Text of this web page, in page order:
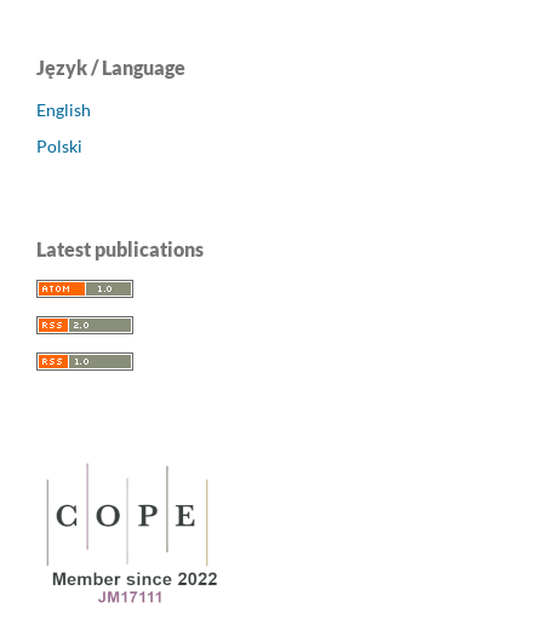
Język / Language
English
Polski
Latest publications